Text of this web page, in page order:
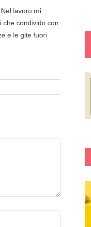
lavoro mi
che condivido con
e le gite fuori